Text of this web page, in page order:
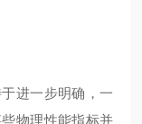
进一步明确，一
物理性能指标并